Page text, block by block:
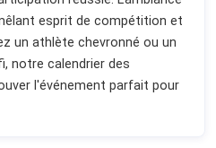
esprit de compétition et
un athlète chevronné ou un
notre calendrier des
l'événement parfait pour